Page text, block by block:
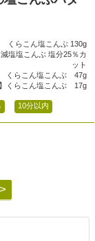
くらこん塩こんぶ 130g
塩塩こんぶ 塩分25％カ
ット
くらこん塩こんぶ 47g
】くらこん塩こんぶ 17g
10分以内